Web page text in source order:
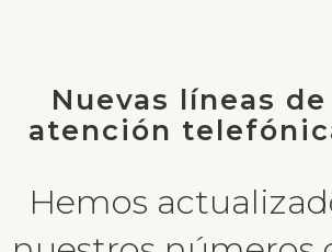
Nuevas líneas de
atención
Hemos